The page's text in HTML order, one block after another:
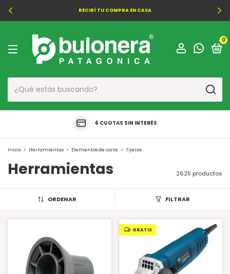
RECIBÍ TU COMPRA EN CASA
0
6 CUOTAS SIN INTERÉS
Inicio > Herramientas > Elementos de corte > Tijeras
Herramientas 2625 productos
ORDENAR FILTRAR
GRATIS